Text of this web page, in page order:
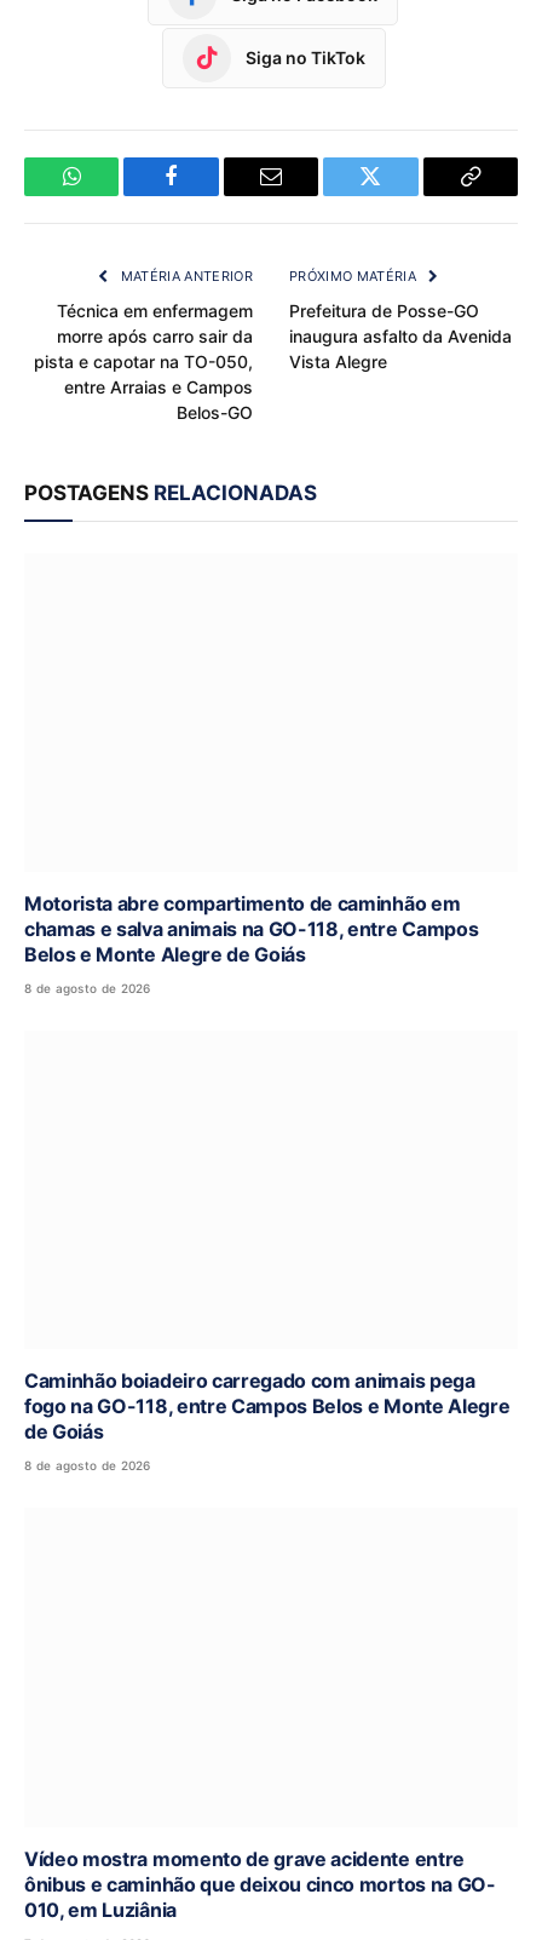
Siga no TikTok
WhatsApp Facebook Email Twitter
Copy
MATÉRIA ANTERIOR
Técnica em enfermagem
morre após carro sair da
pista e capotar na TO-050,
entre Arraias e Campos
Belos-GO
PRÓXIMO MATÉRIA
Prefeitura de Posse-GO
inaugura asfalto da Avenida
Vista Alegre
POSTAGENS RELACIONADAS
Motorista abre compartimento de caminhão em
chamas e salva animais na GO-118, entre Campos
Belos e Monte Alegre de Goiás
8 de agosto de 2026
Caminhão boiadeiro carregado com animais pega
fogo na GO-118, entre Campos Belos e Monte Alegre
de Goiás
8 de agosto de 2026
Vídeo mostra momento de grave acidente entre
ônibus e caminhão que deixou cinco mortos na GO-
010, em Luziânia